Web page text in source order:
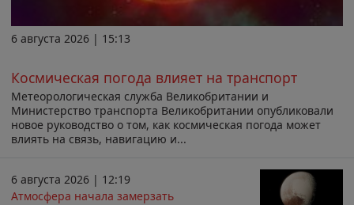
6 августа 2026 | 15:13
Космическая погода влияет на транспорт
Метеорологическая служба Великобритании и
Министерство транспорта Великобритании опубликовали
новое руководство о том, как космическая погода может
влиять на связь, навигацию и...
6 августа 2026 | 12:19
Атмосфера начала замерзать